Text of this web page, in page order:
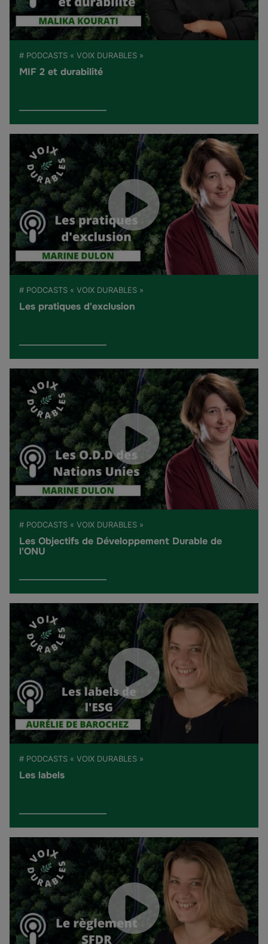
# PODCASTS « VOIX DURABLES »
MIF 2 et durabilité
# PODCASTS « VOIX DURABLES »
Les pratiques d'exclusion
# PODCASTS « VOIX DURABLES »
Les Objectifs de Développement Durable de
l'ONU
# PODCASTS « VOIX DURABLES »
Les labels